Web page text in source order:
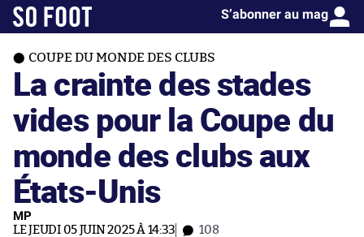
S’abonner au mag
COUPE DU MONDE DES CLUBS
La crainte des stades
vides pour la Coupe du
monde des clubs aux
États-Unis
MP
LE JEUDI 05 JUIN 2025 À 14:33 108